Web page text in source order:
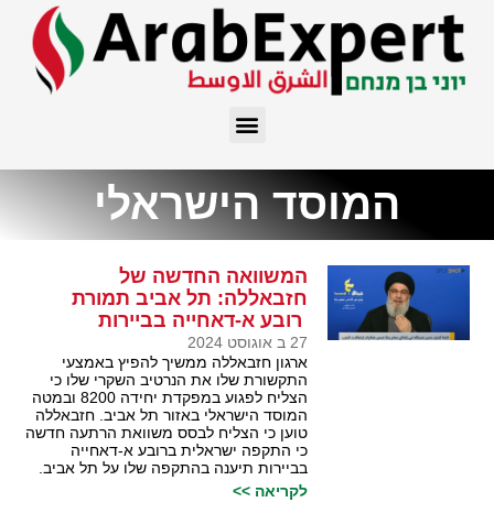
המוסד הישראלי
המשוואה החדשה של
חזבאללה: תל אביב תמורת
רובע א-דאחייה בביירות
27 ב אוגוסט 2024
ארגון חזבאללה ממשיך להפיץ באמצעי
התקשורת שלו את הנרטיב השקרי שלו כי
הצליח לפגוע במפקדת יחידה 8200 ובמטה
המוסד הישראלי באזור תל אביב. חזבאללה
טוען כי הצליח לבסס משוואת הרתעה חדשה
כי התקפה ישראלית ברובע א-דאחייה
בביירות תיענה בהתקפה שלו על תל אביב.
לקריאה >>